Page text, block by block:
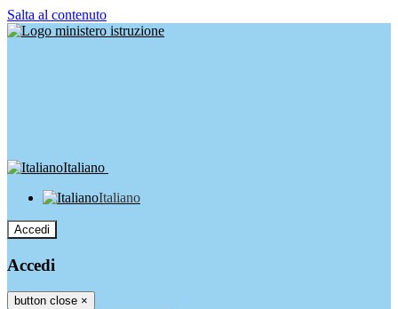
Salta al contenuto
Italiano
Italiano
Accedi
Accedi
button close ×